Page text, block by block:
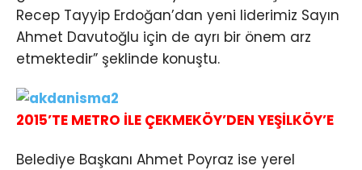
Recep Tayyip Erdoğan’dan yeni liderimiz Sayın
Ahmet Davutoğlu için de ayrı bir önem arz
etmektedir” şeklinde konuştu.
2015’TE METRO İLE ÇEKMEKÖY’DEN YEŞİLKÖY’E
Belediye Başkanı Ahmet Poyraz ise yerel